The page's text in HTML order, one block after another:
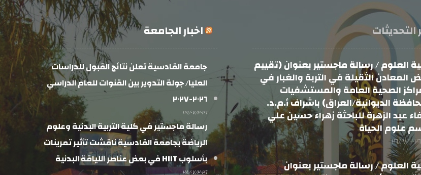
التحديثات
العلوم / رسالة ماجستير بعنوان (تقييم
المعادن الثقيلة في التربة والغبار في
الصحية العامة والمستشفيات
الديوانية/العراق) باشراف أ.م.د.
عبد الزهرة للباحثة زهراء حسين علي
علوم الحياة
٢٦/٠٧/٢٠٢٦
العلوم / رسالة ماجستير بعنوان
اخبار الجامعة
جامعة القادسية تعلن نتائج القبول للدراسات
العليا/ جولة التدوير بين القنوات للعام الدراسي
٢٠٢٦-٢٠٢٧
٣١/٠٧/٢٠٢٦
رسالة ماجستير في كلية التربية البدنية وعلوم
الرياضة بجامعة القادسية ناقشت تأثير تمرينات
بأسلوب HIIT في بعض عناصر اللياقة البدنية
٢٨/٠٧/٢٠٢٦